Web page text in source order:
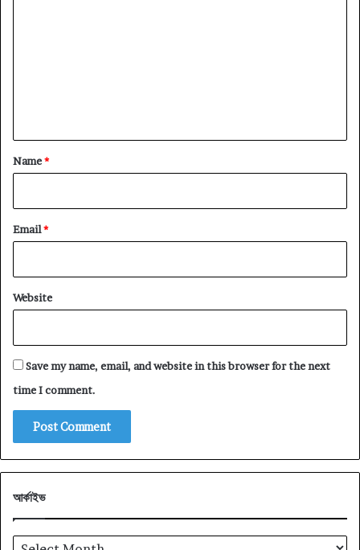
*
Name*
Email*
Website
Save my name, email, and website in this browser for the next
time I comment.
আর্কাইভ
আর্কাইভ